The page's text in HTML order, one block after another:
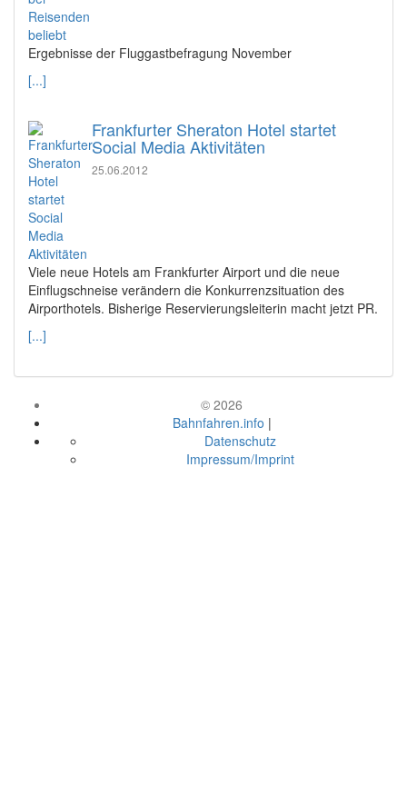
Ergebnisse der Fluggastbefragung November
[...]
Frankfurter Sheraton Hotel startet
Social Media Aktivitäten
25.06.2012
Viele neue Hotels am Frankfurter Airport und die neue
Einflugschneise verändern die Konkurrenzsituation des
Airporthotels. Bisherige Reservierungsleiterin macht jetzt PR.
[...]
© 2026
Bahnfahren.info |
Datenschutz
Impressum/Imprint